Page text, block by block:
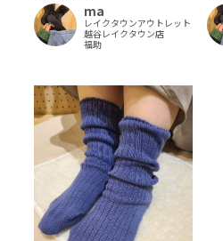
ma
レイクタウンアウトレット
越谷レイクタウン店
福助